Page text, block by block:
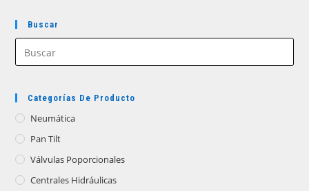
Buscar
Categorías De Producto
Neumática
Pan Tilt
Válvulas Poporcionales
Centrales Hidráulicas